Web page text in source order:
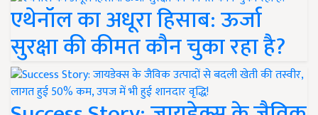
एथेनॉल का अधूरा हिसाब: ऊर्जा
सुरक्षा की कीमत कौन चुका रहा है?